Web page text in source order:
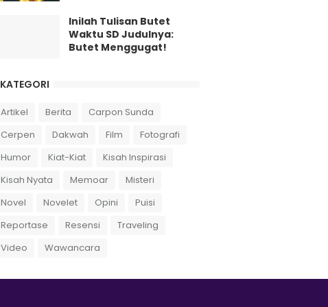
Inilah Tulisan Butet
Waktu SD Judulnya:
Butet Menggugat!
KATEGORI
Artikel Berita
Carpon Sunda
Cerpen
Dakwah Film
Fotografi
Humor
Kiat-Kiat
Kisah Inspirasi
Kisah Nyata
Memoar
Misteri
Novel
Novelet Opini
Puisi
Reportase
Resensi
Traveling
Video
Wawancara